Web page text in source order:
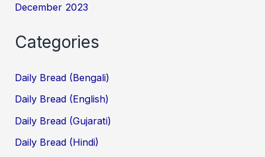
December 2023
Categories
Daily Bread (Bengali)
Daily Bread (English)
Daily Bread (Gujarati)
Daily Bread (Hindi)